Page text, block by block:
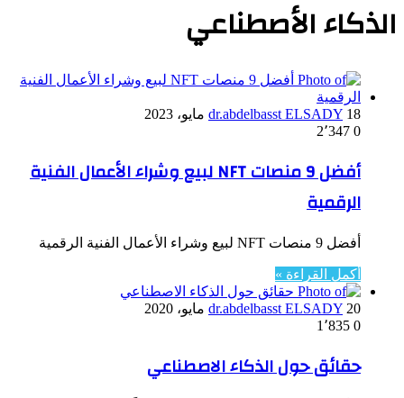
الذكاء الأصطناعي
dr.abdelbasst ELSADY 18 مايو، 2023
0
أفضل 9 منصات NFT لبيع وشراء الأعمال الفنية
الرقمية
أفضل 9 منصات NFT لبيع وشراء الأعمال الفنية الرقمية
أكمل القراءة »
dr.abdelbasst ELSADY 20 مايو، 2020
0
حقائق حول الذكاء الاصطناعي